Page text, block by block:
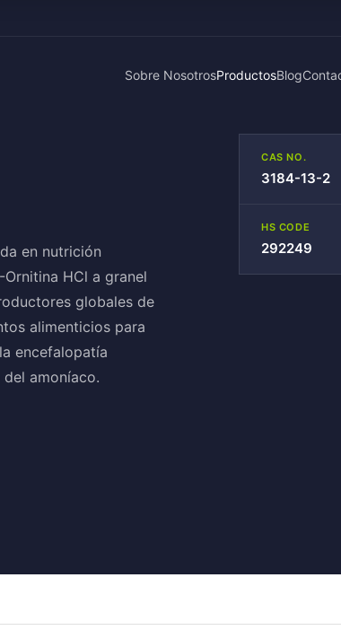
Sobre NosotrosProductosBlog
en nutrición
HCl a granel
globales de
alimenticios para
encefalopatía
amoníaco.
CAS NO.
3184-13-2
HS CODE
292249